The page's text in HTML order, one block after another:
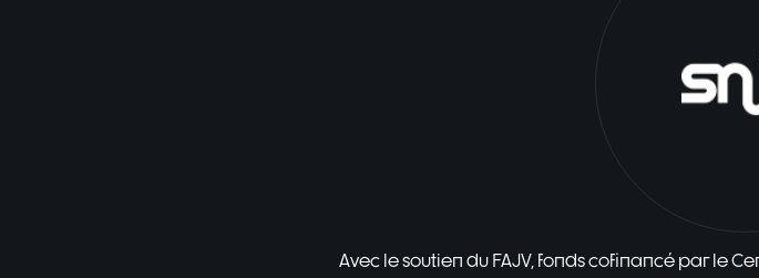
Avec le soutien du FAJV, fonds cofinancé par le